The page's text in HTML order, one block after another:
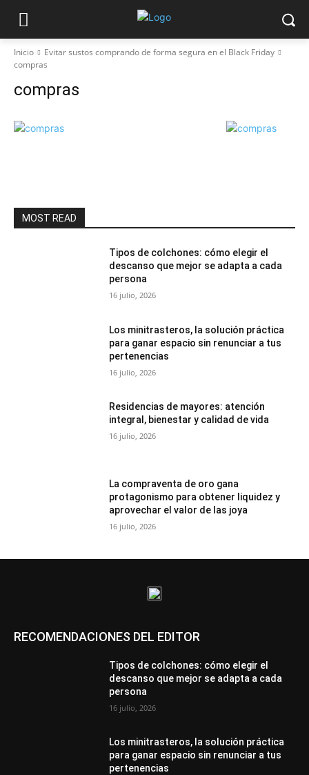
Inicio
Evitar sustos comprando de forma segura en el Black Friday
compras
compras
MOST READ
Tipos de colchones: cómo elegir el
descanso que mejor se adapta a cada
persona
16 julio, 2026
Los minitrasteros, la solución práctica
para ganar espacio sin renunciar a tus
pertenencias
16 julio, 2026
Residencias de mayores: atención
integral, bienestar y calidad de vida
16 julio, 2026
La compraventa de oro gana
protagonismo para obtener liquidez y
aprovechar el valor de las joya
16 julio, 2026
RECOMENDACIONES DEL EDITOR
Tipos de colchones: cómo elegir el
descanso que mejor se adapta a cada
persona
16 julio, 2026
Los minitrasteros, la solución práctica
para ganar espacio sin renunciar a tus
pertenencias